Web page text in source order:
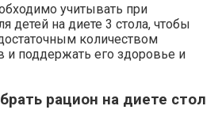
учитывать при
детей на диете 3 стола, чтобы
количеством
и поддержать его здоровье и
рацион на диете стол